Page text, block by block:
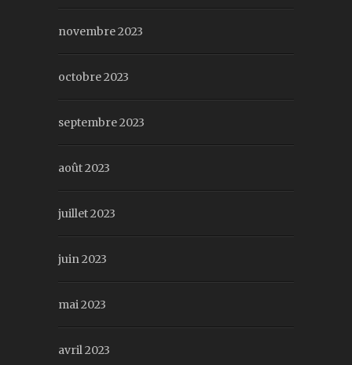
novembre 2023
octobre 2023
septembre 2023
août 2023
juillet 2023
juin 2023
mai 2023
avril 2023